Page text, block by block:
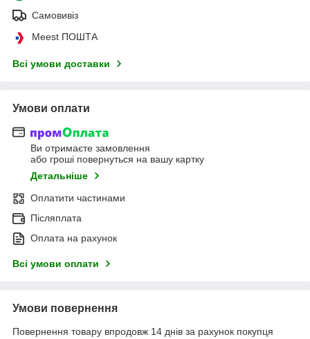
Самовивіз
Meest ПОШТА
Всі умови доставки
Умови оплати
Ви отримаєте замовлення
або гроші повернуться на вашу картку
Детальніше
Оплатити частинами
Післяплата
Оплата на рахунок
Всі умови оплати
Умови повернення
Повернення товару впродовж 14 днів за рахунок покупця